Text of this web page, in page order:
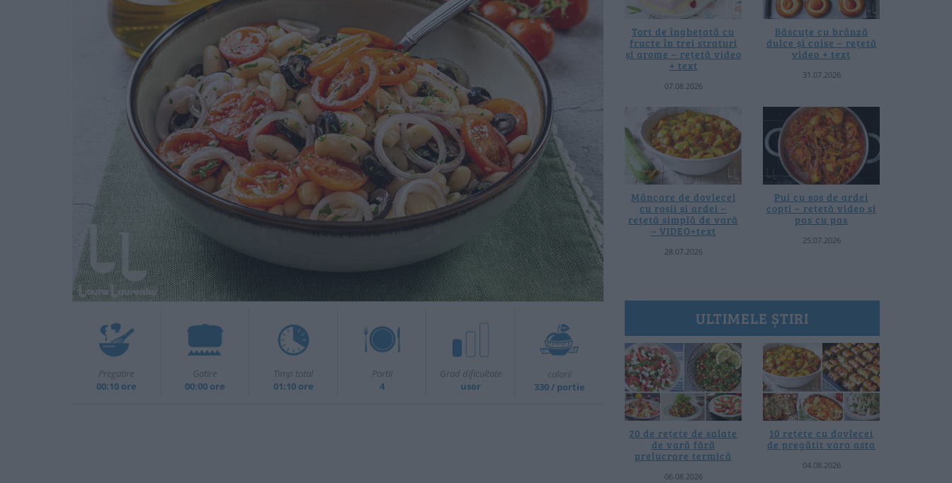
Pregatire
00:10 ore
Gatire
00:00 ore
Timp total
01:10 ore
Portii
4
Grad dificultate
usor
calorii
330 / portie
Tort de înghețată cu
fructe în trei straturi
și arome – rețetă video
+ text
07.08.2026
Băscuțe cu brânză
dulce și caise – rețetă
video + text
31.07.2026
Mâncare de dovlecei
cu roșii și ardei –
rețetă simplă de vară
– VIDEO+text
28.07.2026
Pui cu sos de ardei
copți – rețetă video și
pas cu pas
25.07.2026
ULTIMELE ȘTIRI
20 de rețete de salate
de vară fără
prelucrare termică
06.08.2026
10 rețete cu dovlecei
de pregătit vara asta
04.08.2026